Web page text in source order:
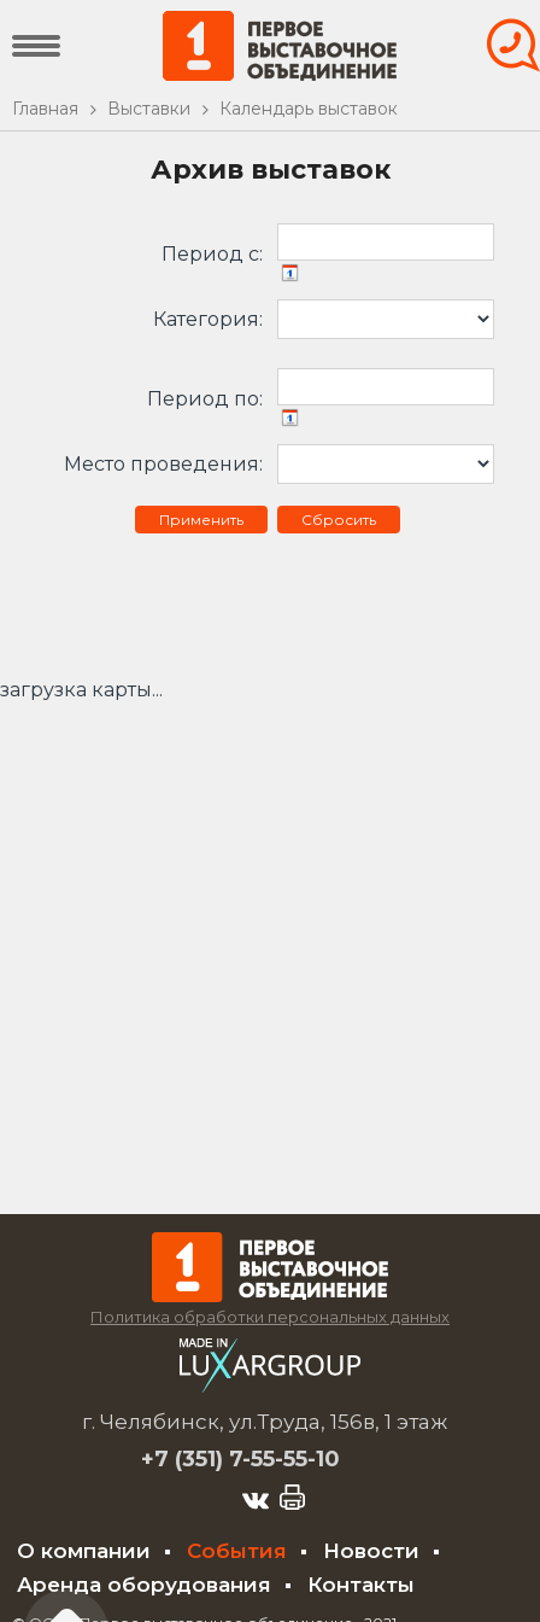
Главная Выставки Календарь выставок
Архив выставок
Период c:
Категория:
Период по:
Место проведения:
Сбросить
загрузка карты...
Политика обработки персональных данных
г. Челябинск, ул.Труда, 156в, 1 этаж
+7 (351) 7-55-55-10
О компании События
Новости
Аренда оборудования
Контакты